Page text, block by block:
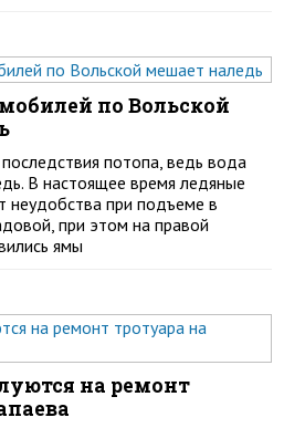
по Вольской
потопа, ведь вода
В настоящее время ледяные
неудобства при подъеме в
при этом на правой
ямы
на ремонт